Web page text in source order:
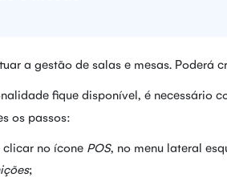
a gestão de salas e mesas. Poderá
fique disponível, é necessário
os passos:
clicar no ícone POS, no menu lateral
;